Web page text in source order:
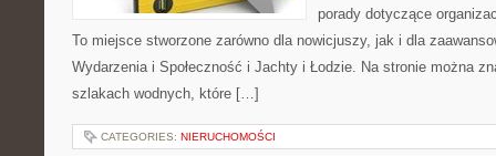
porady dotyczące
To miejsce stworzone zarówno dla nowicjuszy, jak i dla
Wydarzenia i Społeczność i Jachty i Łodzie. Na stronie można
szlakach wodnych, które […]
CATEGORIES: NIERUCHOMOŚCI